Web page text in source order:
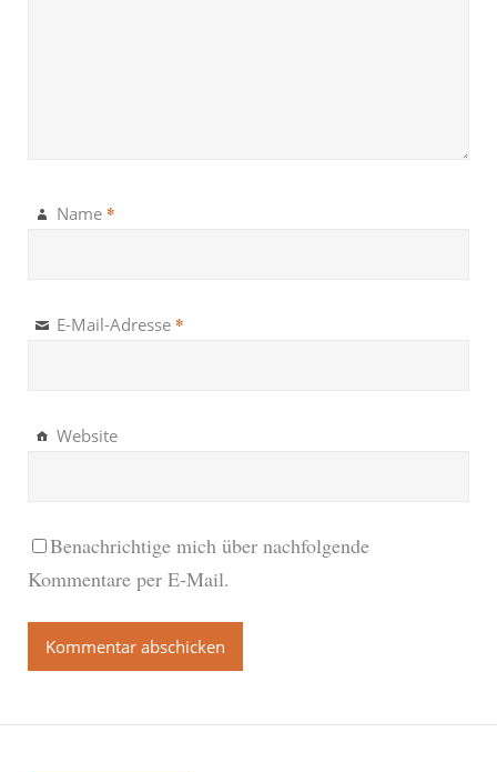
Name *
E-Mail-Adresse *
Website
Benachrichtige mich über nachfolgende
Kommentare per E-Mail.